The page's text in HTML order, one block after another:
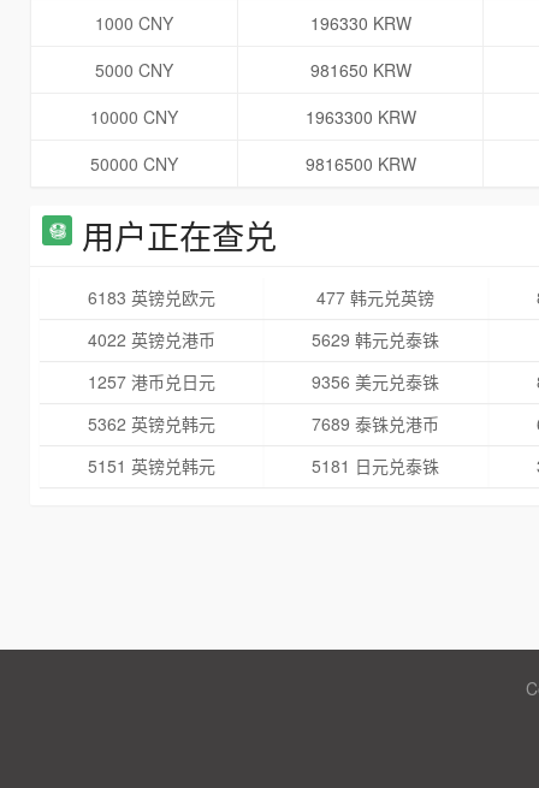
1000 CNY
196330 KRW
5000 CNY
981650 KRW
10000 CNY
1963300 KRW
50000 CNY
9816500 KRW
用户正在查兑
6183 英镑兑欧元 477 韩元兑英镑
4022 英镑兑港币
5629 韩元兑泰铢
1257 港币兑日元
9356 美元兑泰铢
5362 英镑兑韩元
7689 泰铢兑港币
5151 英镑兑韩元
5181 日元兑泰铢